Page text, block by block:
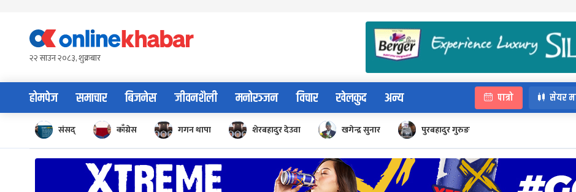
content२२ साउन २०८३, शुक्रबार
होमपेज समाचार बिजनेस जीवनशैली मनोरञ्जन विचार खेलकुद अन्य पात्रो सेयर
संसद् काँग्रेस गगन थापा शेरबहादुर देउवा खगेन्द्र सुनार पुरबहादुर गुरुङ